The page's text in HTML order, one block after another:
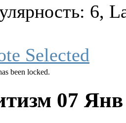
6,
been locked.
07